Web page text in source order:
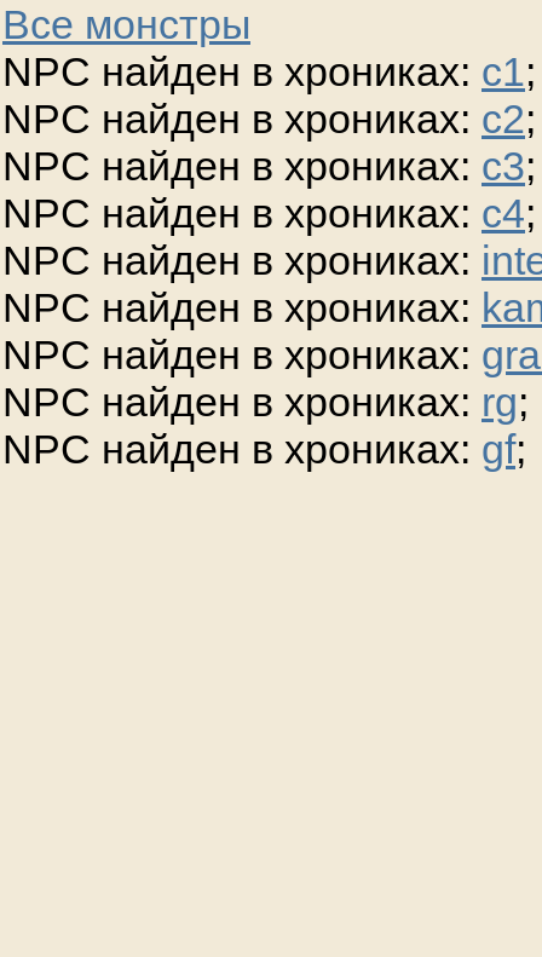
Все монстры
NPC найден в хрониках: c1;
NPC найден в хрониках: c2;
NPC найден в хрониках: c3;
NPC найден в хрониках: c4;
NPC найден в хрониках:
NPC найден в хрониках:
NPC найден в хрониках:
NPC найден в хрониках: rg;
NPC найден в хрониках: gf;